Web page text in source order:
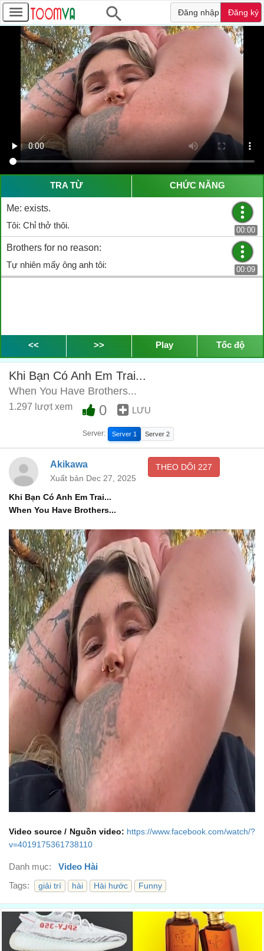
Đăng nhập Đăng ký
TRA TỪ CHỨC NĂNG
Me: exists.
Tôi: Chỉ thở thôi.
00:00
Brothers for no reason:
Tự nhiên mấy ông anh tôi:
00:09
<< >> Play Tốc độ
Khi Bạn Có Anh Em Trai...
When You Have Brothers...
1.297 lượt xem 0 LƯU
Server: Server 1 Server 2
Akikawa
Xuất bản Dec 27, 2025
THEO DÕI 227
Khi Bạn Có Anh Em Trai...
When You Have Brothers...
Video source / Nguồn video: https://www.facebook.com/watch/?
v=4019175361738110
Danh mục:
Video Hài
Tags:
giải trí hài Hài hước Funny